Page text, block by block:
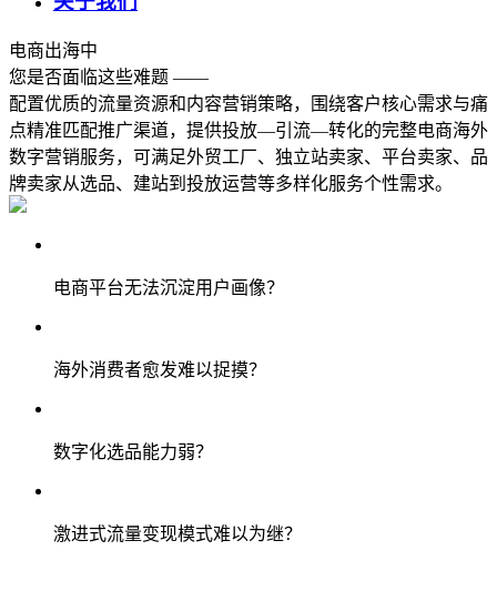
电商出海中
您是否面临这些难题 ——
配置优质的流量资源和内容营销策略，围绕客户核心需求与痛
点精准匹配推广渠道，提供投放—引流—转化的完整电商海外
数字营销服务，可满足外贸工厂、独立站卖家、平台卖家、品
牌卖家从选品、建站到投放运营等多样化服务个性需求。
电商平台无法沉淀用户画像？
海外消费者愈发难以捉摸？
数字化选品能力弱？
激进式流量变现模式难以为继？